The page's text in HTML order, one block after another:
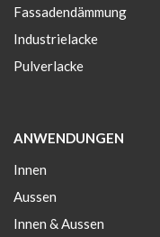
Fassadendämmung
Industrielacke
Pulverlacke
ANWENDUNGEN
Innen
Aussen
Innen & Aussen